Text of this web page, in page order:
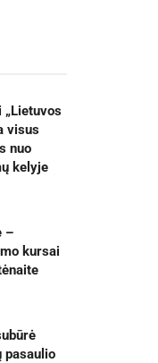
„Lietuvos
visus
nuo
kelyje
–
kursai
pasaulio